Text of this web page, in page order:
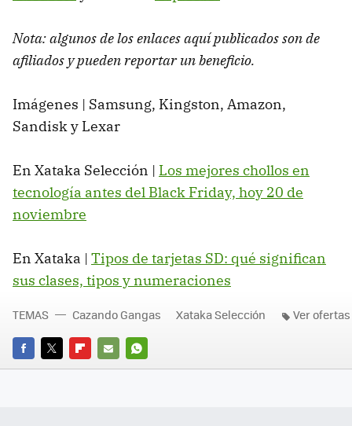
Nota: algunos de los enlaces aquí publicados son de
afiliados y pueden reportar un beneficio.
Imágenes | Samsung, Kingston, Amazon,
Sandisk y Lexar
En Xataka Selección | Los mejores chollos en
tecnología antes del Black Friday, hoy 20 de
noviembre
En Xataka | Tipos de tarjetas SD: qué significan
sus clases, tipos y numeraciones
FACEBOOK
TWITTERFLIPBOARD
E-
WHATSAPP
TEMAS Cazando Gangas Xataka Selección Ver